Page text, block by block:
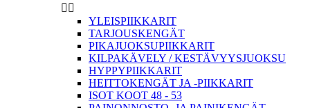
 
YLEISPIIKKARIT
TARJOUSKENGÄT
PIKAJUOKSUPIIKKARIT
KILPAKÄVELY / KESTÄVYYSJUOKSU
HYPPYPIIKKARIT
HEITTOKENGÄT JA -PIIKKARIT
ISOT KOOT 48 - 53